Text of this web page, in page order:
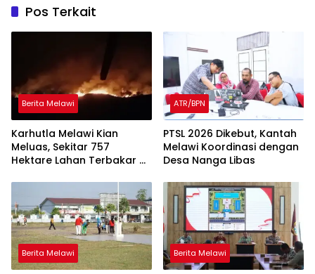
Pos Terkait
Berita Melawi
Karhutla Melawi Kian
Meluas, Sekitar 757
Hektare Lahan Terbakar di
ATR/BPN
PTSL 2026 Dikebut, Kantah
Melawi Koordinasi dengan
Desa Nanga Libas
Berita Melawi Berita Melawi